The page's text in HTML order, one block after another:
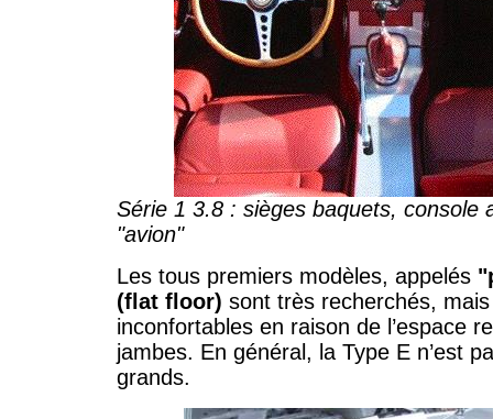
Série 1 3.8 : sièges baquets, console
"avion"
Les tous premiers modèles, appelés
(flat floor) sont très recherchés,
inconfortables en raison de l’espace
jambes. En général, la Type E n’est
grands.